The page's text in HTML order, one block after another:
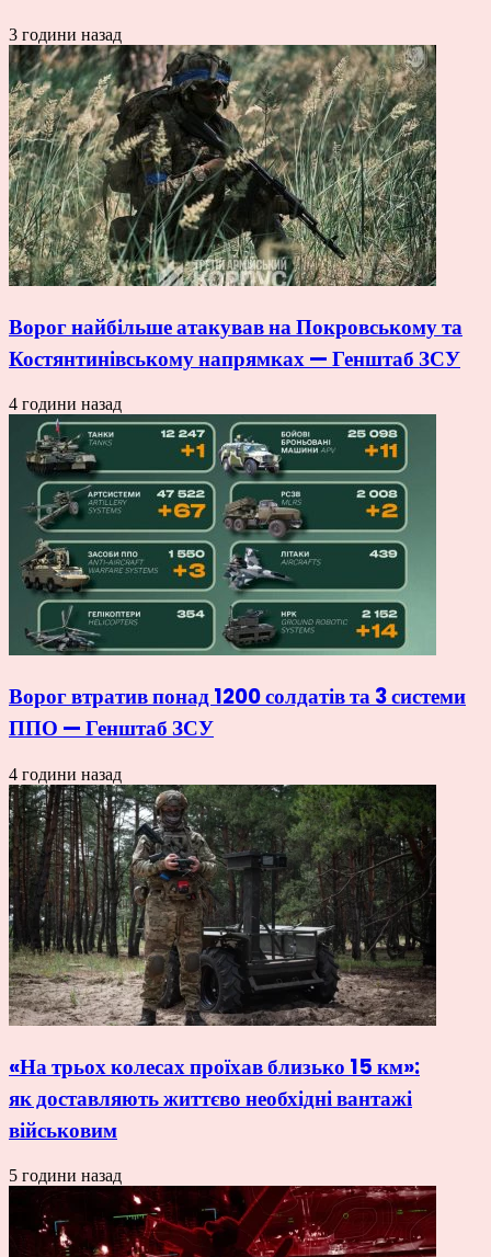
3 години назад
Ворог найбільше атакував на Покровському та
Костянтинівському напрямках — Генштаб ЗСУ
4 години назад
Ворог втратив понад 1200 солдатів та 3 системи
ППО — Генштаб ЗСУ
4 години назад
«На трьох колесах проїхав близько 15 км»:
як доставляють життєво необхідні вантажі
військовим
5 години назад